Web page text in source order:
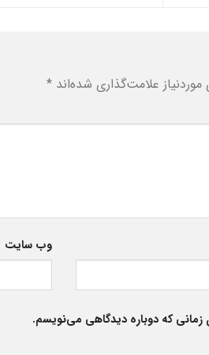
علامت‌گذاری شده‌اند *
وب‌ سایت
زمانی که دوباره دیدگاهی می‌نویسم.